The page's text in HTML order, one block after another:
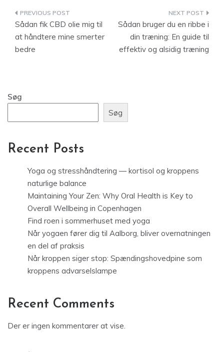
Indlægsnavigation
Sådan fik CBD olie mig til
at håndtere mine smerter
bedre
Sådan bruger du en ribbe i
din træning: En guide til
effektiv og alsidig træning
Søg
Søg
Recent Posts
Yoga og stresshåndtering — kortisol og kroppens
naturlige balance
Maintaining Your Zen: Why Oral Health is Key to
Overall Wellbeing in Copenhagen
Find roen i sommerhuset med yoga
Når yogaen fører dig til Aalborg, bliver overnatningen
en del af praksis
Når kroppen siger stop: Spændingshovedpine som
kroppens advarselslampe
Recent Comments
Der er ingen kommentarer at vise.